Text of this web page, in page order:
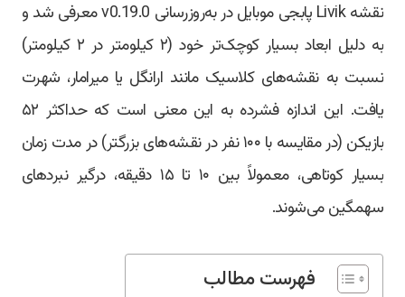
نقشه Livik پابجی موبایل در به‌روزرسانی v0.19.0 معرفی شد و
به دلیل ابعاد بسیار کوچک‌تر خود (۲ کیلومتر در ۲ کیلومتر)
نسبت به نقشه‌های کلاسیک مانند ارانگل یا میرامار، شهرت
یافت. این اندازه فشرده به این معنی است که حداکثر ۵۲
بازیکن (در مقایسه با ۱۰۰ نفر در نقشه‌های بزرگتر) در مدت زمان
بسیار کوتاهی، معمولاً بین ۱۰ تا ۱۵ دقیقه، درگیر نبردهای
سهمگین می‌شوند.
فهرست مطالب